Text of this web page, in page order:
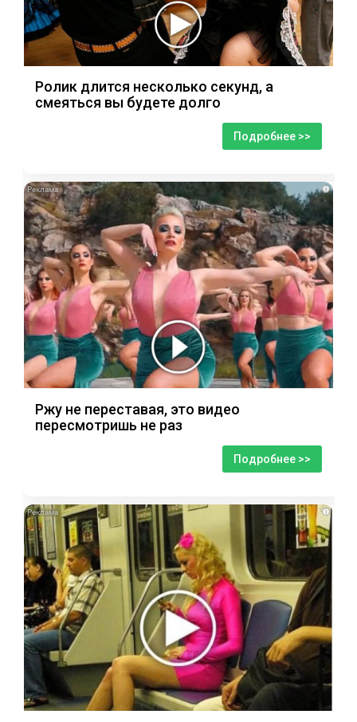
Ролик длится несколько секунд, а
смеяться вы будете долго
Подробнее >>
i
Ржу не переставая, это видео
пересмотришь не раз
Подробнее >>
i